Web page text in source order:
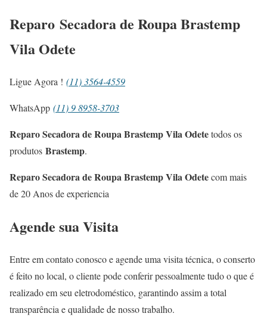
Reparo Secadora de Roupa Brastemp
Vila Odete
Ligue Agora ! (11) 3564-4559
WhatsApp (11) 9 8958-3703
Reparo Secadora de Roupa Brastemp Vila Odetetodos os
produtos Brastemp.
Reparo Secadora de Roupa Brastemp Vila Odetecom mais
de 20 Anos de experiencia
Agende sua Visita
Entre em contato conosco e agende uma visita técnica, o conserto
é feito no local, o cliente pode conferir pessoalmente tudo o que é
realizado em seu eletrodoméstico, garantindo assim a total
transparência e qualidade de nosso trabalho.